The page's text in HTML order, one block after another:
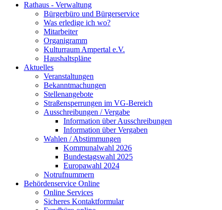
Rathaus - Verwaltung
Bürgerbüro und Bürgerservice
Was erledige ich wo?
Mitarbeiter
Organigramm
Kulturraum Ampertal e.V.
Haushaltspläne
Aktuelles
Veranstaltungen
Bekanntmachungen
Stellenangebote
Straßensperrungen im VG-Bereich
Ausschreibungen / Vergabe
Information über Ausschreibungen
Information über Vergaben
Wahlen / Abstimmungen
Kommunalwahl 2026
Bundestagswahl 2025
Europawahl 2024
Notrufnummern
Behördenservice Online
Online Services
Sicheres Kontaktformular